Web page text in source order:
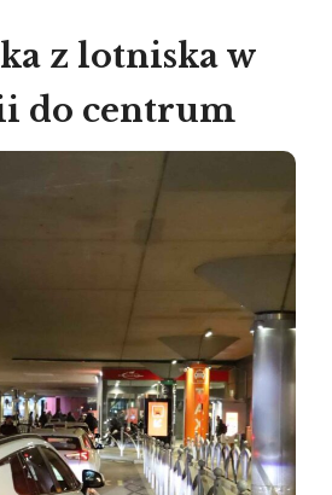
z lotniska w
do centrum